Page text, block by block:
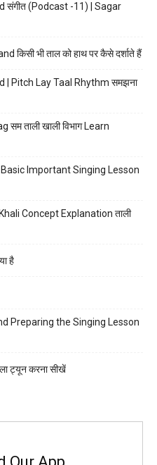
संगीत (Podcast -11) | Sagar
भी ताल को हाथ पर कैसे दर्शाते हैं
| Pitch Lay Taal Rhythm समझना
ताली खाली विभाग Learn
Important Singing Lesson
Concept Explanation ताली
है
Preparing the Singing Lesson
ट्यून करना सीखें